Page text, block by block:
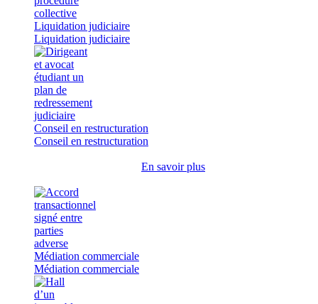
Liquidation judiciaire
Liquidation judiciaire
Conseil en restructuration
Conseil en restructuration
En savoir plus
Médiation commerciale
Médiation commerciale